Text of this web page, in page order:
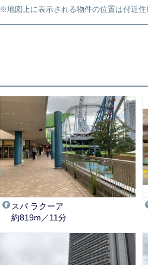
※地図上に表示される物件の位置は付近
スパ ラクーア
約819m／11分